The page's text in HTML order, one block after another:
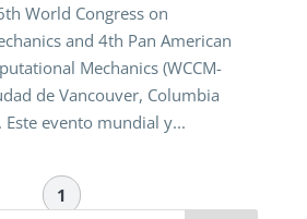
World Congress on
and 4th Pan American
Mechanics (WCCM-
de Vancouver, Columbia
Este evento mundial y...
1